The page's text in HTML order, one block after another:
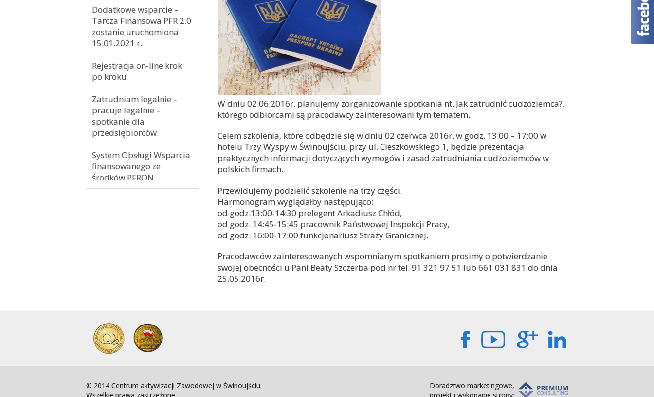
W dniu 02.06.2016r. planujemy zorganizowanie spotkania nt. Jak zatrudnić cudzoziemca?,
którego odbiorcami są pracodawcy zainteresowani tym tematem.
Celem szkolenia, które odbędzie się w dniu 02 czerwca 2016r. w godz. 13:00 – 17:00 w
hotelu Trzy Wyspy w Świnoujściu, przy ul. Cieszkowskiego 1, będzie prezentacja
praktycznych informacji dotyczących wymogów i zasad zatrudniania cudzoziemców w
polskich firmach.
Przewidujemy podzielić szkolenie na trzy części.
Harmonogram wyglądałby następująco:
od godz.13:00-14:30 prelegent Arkadiusz Chłód,
od godz. 14:45-15:45 pracownik Państwowej Inspekcji Pracy,
od godz. 16:00-17:00 funkcjonariusz Straży Granicznej.
Pracodawców zainteresowanych wspomnianym spotkaniem prosimy o potwierdzanie
swojej obecności u Pani Beaty Szczerba pod nr tel. 91 321 97 51 lub 661 031 831 do dnia
25.05.2016r.
Dodatkowe wsparcie –
Tarcza Finansowa PFR 2.0
zostanie uruchomiona
15.01.2021 r.
Rejestracja on-line krok
po kroku
Zatrudniam legalnie –
pracuje legalnie –
spotkanie dla
przedsiębiorców.
System Obsługi Wsparcia
finansowanego ze
środków PFRON
© 2014 Centrum aktywizacji Zawodowej w Świnoujściu.
Wszelkie prawa zastrzeżone
Doradztwo marketingowe,
projekt i wykonanie strony: